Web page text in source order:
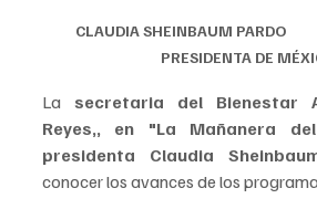
CLAUDIA
PRESIDENTA DE
La secretaria del Bienestar
Reyes,, en "La Mañanera
presidenta Claudia
conocer los avances de los